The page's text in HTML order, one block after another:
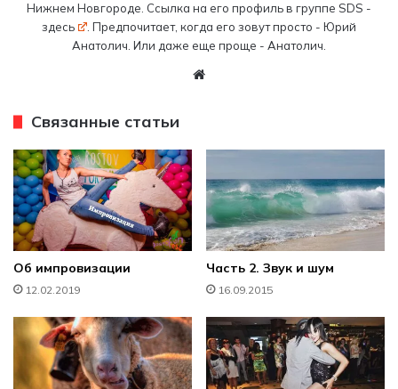
Нижнем Новгороде. Ссылка на его профиль в группе SDS -
здесь
. Предпочитает, когда его зовут просто - Юрий
Анатолич. Или даже еще проще - Анатолич.
Связанные статьи
Об импровизации
12.02.2019
Часть 2. Звук и шум
16.09.2015